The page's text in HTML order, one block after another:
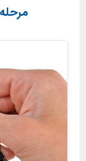
مرحله 6: جداسازی باتری آیفون